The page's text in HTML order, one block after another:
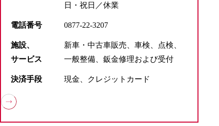
日・祝日／休業
電話番号 0877-22-3207
施設、
サービス
新車・中古車販売、車検、点検、
一般整備、鈑金修理および受付
決済手段 現金、クレジットカード